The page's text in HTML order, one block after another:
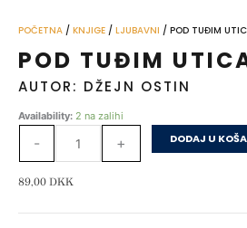
POČETNA / KNJIGE / LJUBAVNI / POD TUĐIM
POD TUĐIM
AUTOR: DŽEJN OSTIN
Availability: 2 na zalihi
-
POD
+ DODAJ U
89,00 DKK